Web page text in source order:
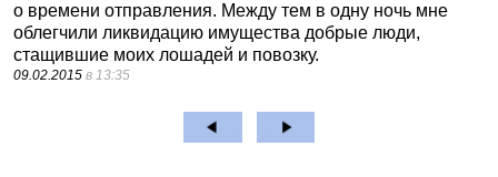
о времени отправления. Между тем в одну ночь мне
облегчили ликвидацию имущества добрые люди,
стащившие моих лошадей и повозку.
09.02.2015 в 13:35